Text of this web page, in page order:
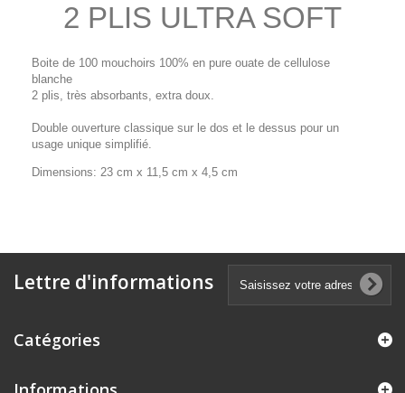
2 PLIS ULTRA SOFT
Boite de 100 mouchoirs 100% en pure ouate de cellulose
blanche
2 plis, très absorbants, extra doux.
Double ouverture classique sur le dos et le dessus pour un
usage unique simplifié.
Dimensions: 23 cm x 11,5 cm x 4,5 cm
Lettre d'informations
Catégories